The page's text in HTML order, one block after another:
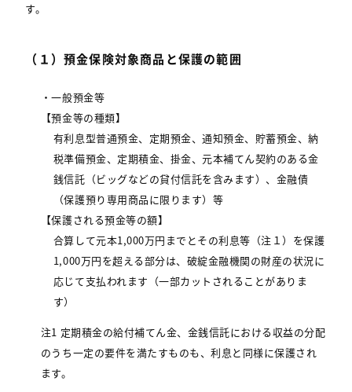
す。
（１）預金保険対象商品と保護の範囲
・一般預金等
【預金等の種類】
有利息型普通預金、定期預金、通知預金、貯蓄預金、納
税準備預金、定期積金、掛金、元本補てん契約のある金
銭信託（ビッグなどの貸付信託を含みます）、金融債
（保護預り専用商品に限ります）等
【保護される預金等の額】
合算して元本1,000万円までとその利息等（注１）を保護
1,000万円を超える部分は、破綻金融機関の財産の状況に
応じて支払われます（一部カットされることがありま
す）
注1 定期積金の給付補てん金、金銭信託における収益の分配
のうち一定の要件を満たすものも、利息と同様に保護され
ます。